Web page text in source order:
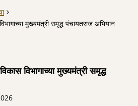
मुख्यमंत्री समृद्ध पंचायतराज अभियान
विभागाच्या मुख्यमंत्री समृद्ध